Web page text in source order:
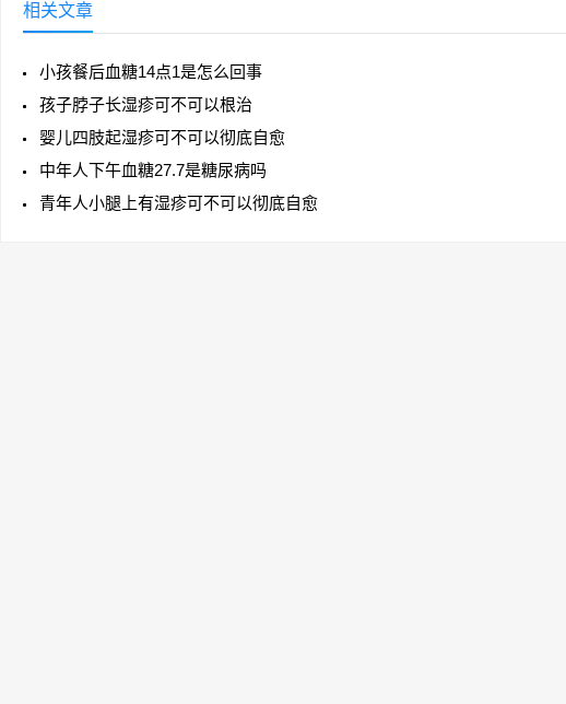
相关文章
小孩餐后血糖14点1是怎么回事
孩子脖子长湿疹可不可以根治
婴儿四肢起湿疹可不可以彻底自愈
中年人下午血糖27.7是糖尿病吗
青年人小腿上有湿疹可不可以彻底自愈